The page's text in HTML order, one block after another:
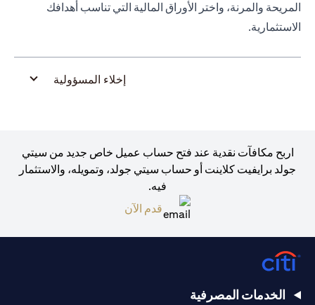
المريحة والمرنة، واختر الأوراق المالية التي تناسب أهدافك
الاستثمارية.
إخلاء المسؤولية
اربح مكافآت نقدية عند فتح حساب عميل خاص جديد من سيتي
جولد برايفيت كلاينت أو حساب سيتي جولد، وتمويله، والاستثمار
فيه.
قدم الآن
الخدمات المصرفية